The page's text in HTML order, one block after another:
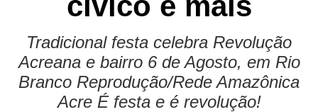
Tradicional festa celebra Revolução
Acreana e bairro 6 de Agosto, em Rio
Branco Reprodução/Rede Amazônica
Acre É festa e é revolução!